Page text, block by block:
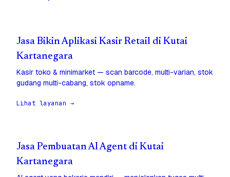
Jasa Bikin Aplikasi Kasir Retail di Kutai
Kartanegara
Kasir toko & minimarket — scan barcode, multi-varian, stok
gudang multi-cabang, stok opname.
Lihat layanan →
Jasa Pembuatan AI Agent di Kutai
Kartanegara